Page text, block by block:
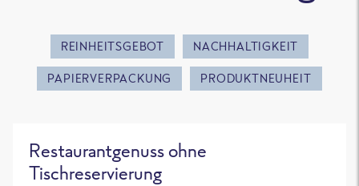
REINHEITSGEBOT NACHHALTIGKEIT
PAPIERVERPACKUNG PRODUKTNEUHEIT
Restaurantgenuss ohne
Tischreservierung